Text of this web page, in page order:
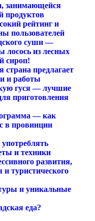
занимающейся
продуктов
рейтинг и
пользователей
суши —
лосось из лесных
сироп!
предлагает
и работы
гуся — лучшие
приготовления
— как
в провинции
и техники
развития,
и туристического
и уникальные
еда?